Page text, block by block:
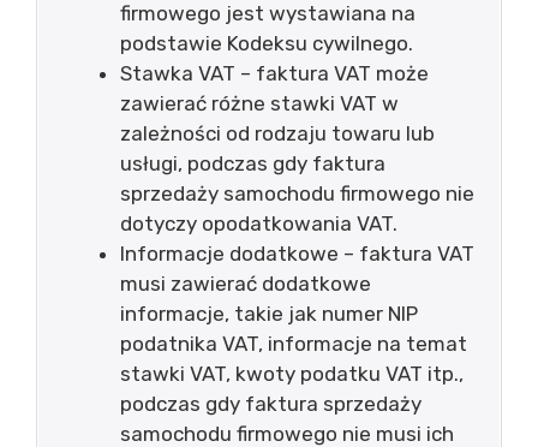
firmowego jest wystawiana na
podstawie Kodeksu cywilnego.
Stawka VAT – faktura VAT może
zawierać różne stawki VAT w
zależności od rodzaju towaru lub
usługi, podczas gdy faktura
sprzedaży samochodu firmowego nie
dotyczy opodatkowania VAT.
Informacje dodatkowe – faktura VAT
musi zawierać dodatkowe
informacje, takie jak numer NIP
podatnika VAT, informacje na temat
stawki VAT, kwoty podatku VAT itp.,
podczas gdy faktura sprzedaży
samochodu firmowego nie musi ich